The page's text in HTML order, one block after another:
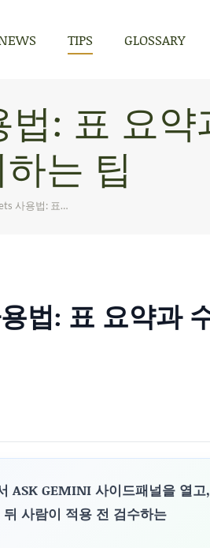
TIPS GLOSSARY
법: 표 요
는 팁
사용법: 표…
법: 표 요약과
ASK GEMINI 사이드패널을 열고,
사람이 적용 전 검수하는